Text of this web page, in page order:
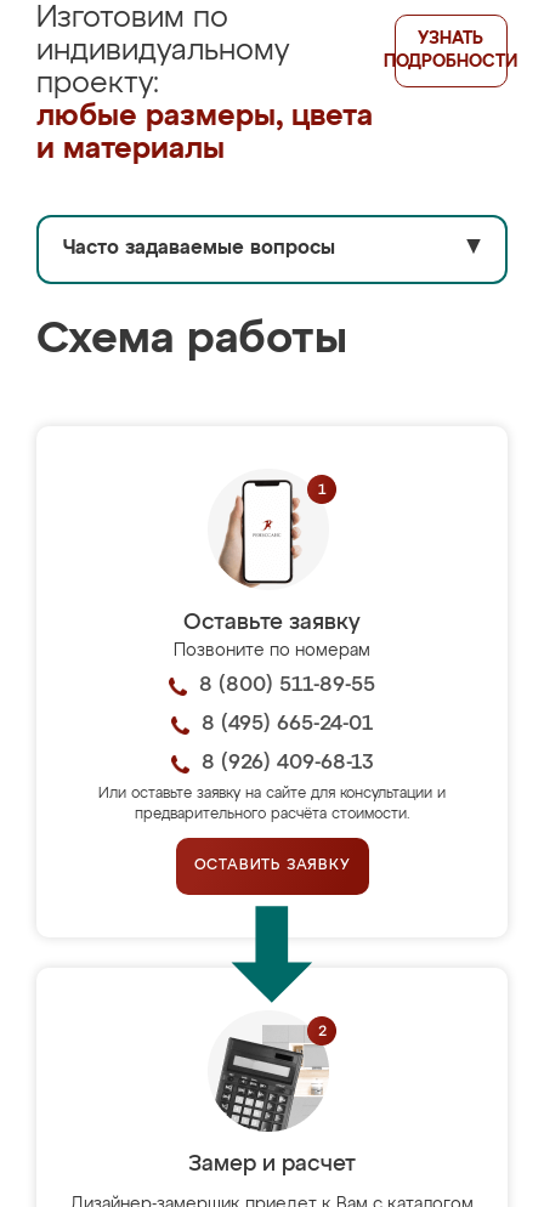
Изготовим по
индивидуальному
проекту:
любые размеры, цвета
и материалы
УЗНАТЬ
ПОДРОБНОСТИ
Часто задаваемые вопросы ▼
Схема работы
Оставьте заявку
Позвоните по номерам
8 (800) 511-89-55
8 (495) 665-24-01
8 (926) 409-68-13
Или оставьте заявку на сайте для консультации и
предварительного расчёта стоимости.
ОСТАВИТЬ ЗАЯВКУ
Замер и расчет